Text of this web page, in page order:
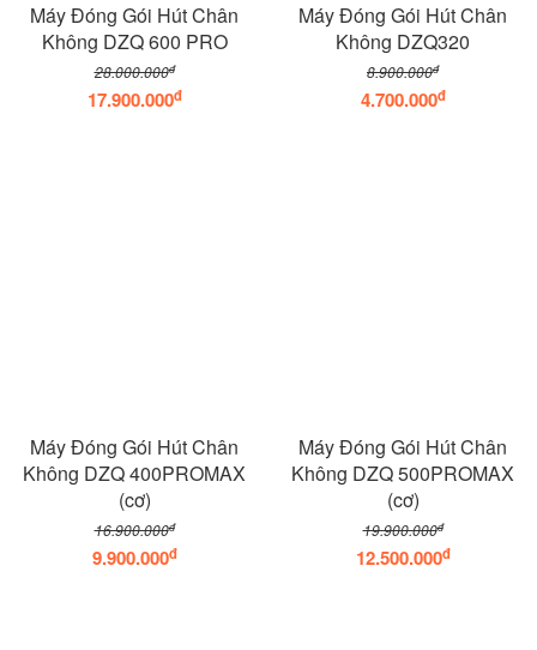
Máy Đóng Gói Hút Chân
Không DZQ 600 PRO
28.000.000đ
17.900.000đ
Máy Đóng Gói Hút Chân
Không DZQ320
8.900.000đ
4.700.000đ
Máy Đóng Gói Hút Chân
Không DZQ 400PROMAX
(cơ)
16.900.000đ
9.900.000đ
Máy Đóng Gói Hút Chân
Không DZQ 500PROMAX
(cơ)
19.900.000đ
12.500.000đ